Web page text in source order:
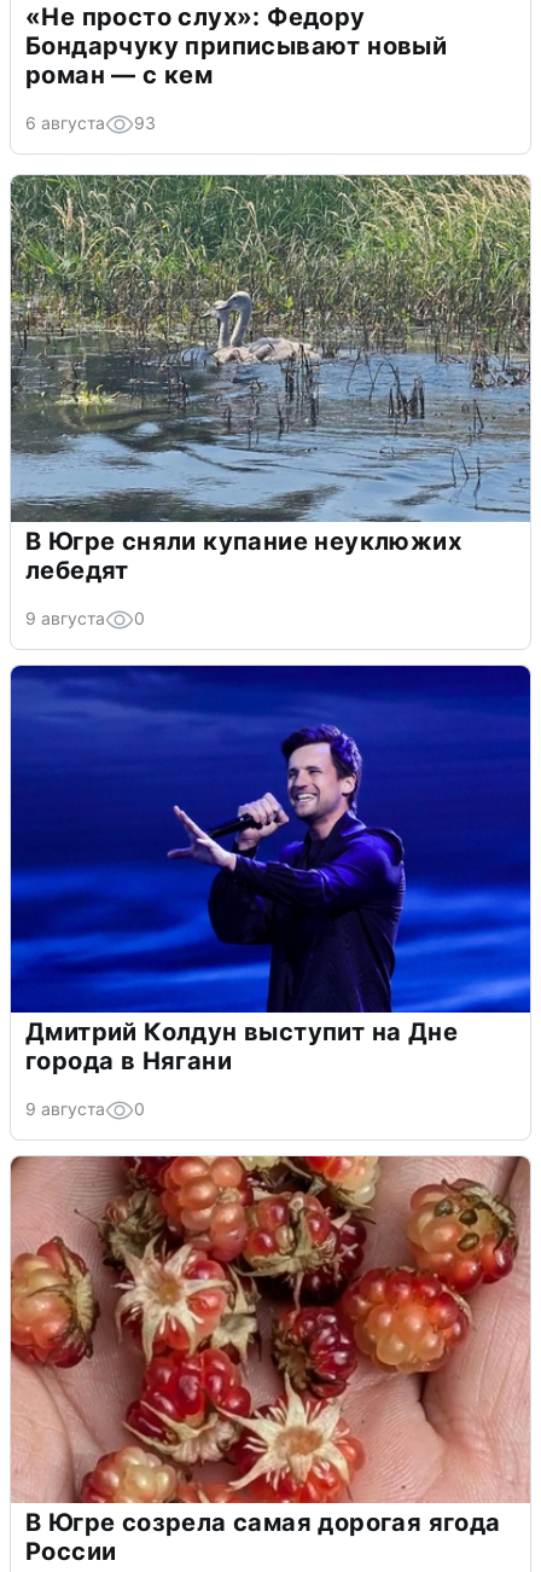
«Не просто слух»: Федору
Бондарчуку приписывают новый
роман — с кем
6 августа 93
В Югре сняли купание неуклюжих
лебедят
9 августа 0
Дмитрий Колдун выступит на Дне
города в Нягани
9 августа 0
В Югре созрела самая дорогая ягода
России